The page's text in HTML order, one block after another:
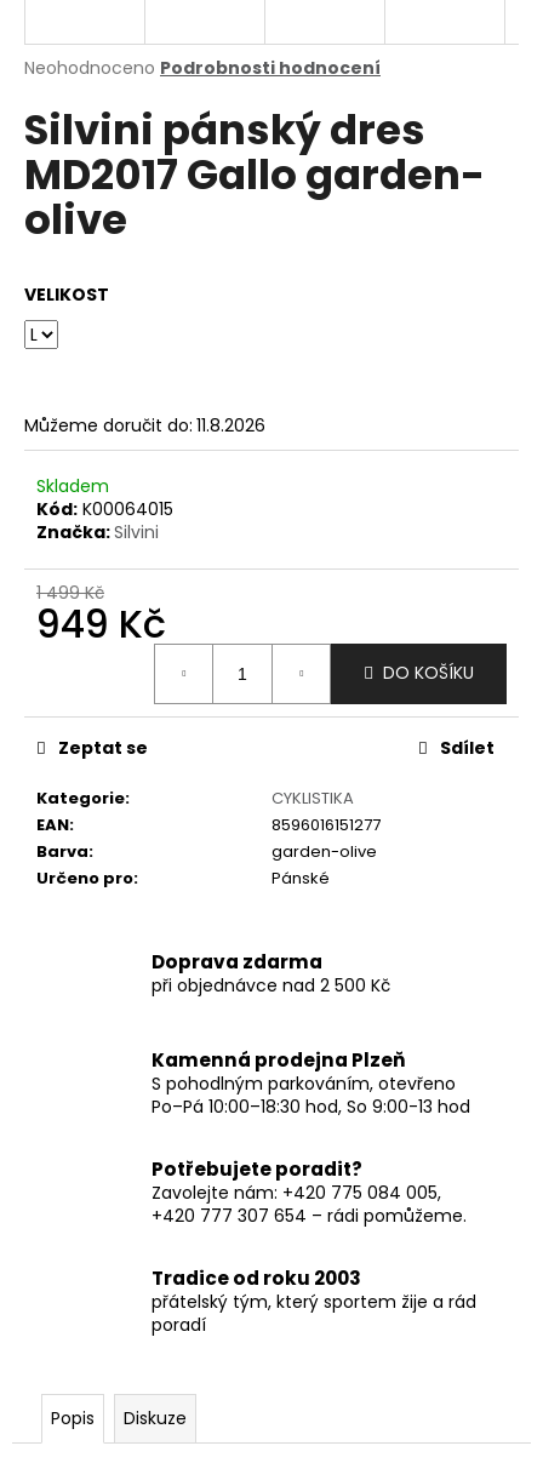
Průměrné
produktu
je
0,0
5
hvězdiček.
Neohodnoceno Podrobnosti hodnocení
Silvini pánský dres
MD2017 Gallo garden-
olive
VELIKOST
Můžeme doručit do: 11.8.2026
Skladem
Kód: K00064015
Značka:Silvini
1 499 Kč
949 Kč
DO KOŠÍKU
Kategorie:
CYKLISTIKA
EAN:
8596016151277
Barva:
garden-olive
Určeno pro: Pánské
Zeptat se Sdílet
Doprava zdarma
při objednávce nad 2 500 Kč
Kamenná prodejna Plzeň
S pohodlným parkováním, otevřeno
Po–Pá 10:00–18:30 hod, So 9:00-13 hod
Potřebujete poradit?
Zavolejte nám: +420 775 084 005,
+420 777 307 654 – rádi pomůžeme.
Tradice od roku 2003
přátelský tým, který sportem žije a rád
poradí
Popis Diskuze
j
t
?
o
p
u
č
u